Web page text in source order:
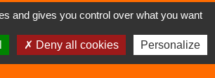
and gives you control over what you want
Deny all cookies Personalize